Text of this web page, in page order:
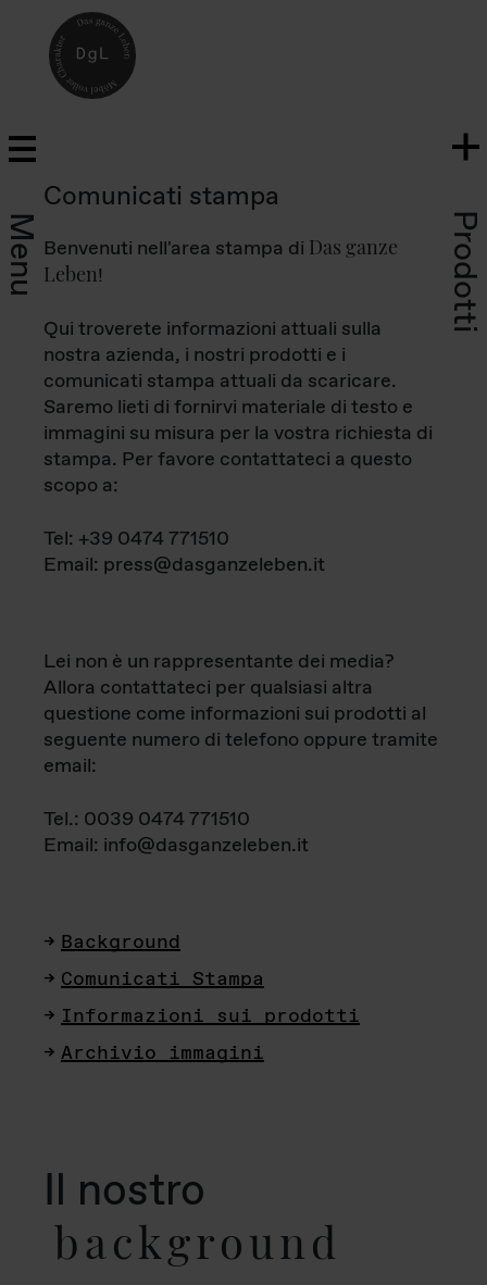
Menu Prodotti
Comunicati stampa
Benvenuti nell'area stampa di Das ganze
Leben!
Qui troverete informazioni attuali sulla
nostra azienda, i nostri prodotti e i
comunicati stampa attuali da scaricare.
Saremo lieti di fornirvi materiale di testo e
immagini su misura per la vostra richiesta di
stampa. Per favore contattateci a questo
scopo a:
Tel: +39 0474 771510
Email: press@dasganzeleben.it
Lei non è un rappresentante dei media?
Allora contattateci per qualsiasi altra
questione come informazioni sui prodotti al
seguente numero di telefono oppure tramite
email:
Tel.: 0039 0474 771510
Email: info@dasganzeleben.it
Background
Comunicati Stampa
Informazioni sui prodotti
Archivio immagini
Il nostro
background